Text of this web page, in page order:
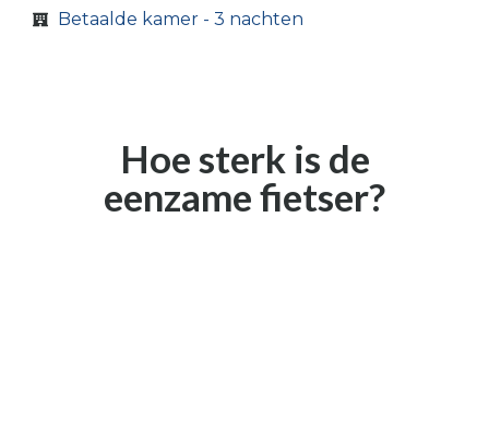
Betaalde kamer - 3 nachten
Hoe sterk is de
eenzame fietser?